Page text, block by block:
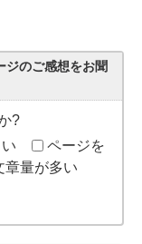
ジのご感想をお聞
?
ページを
章量が多い